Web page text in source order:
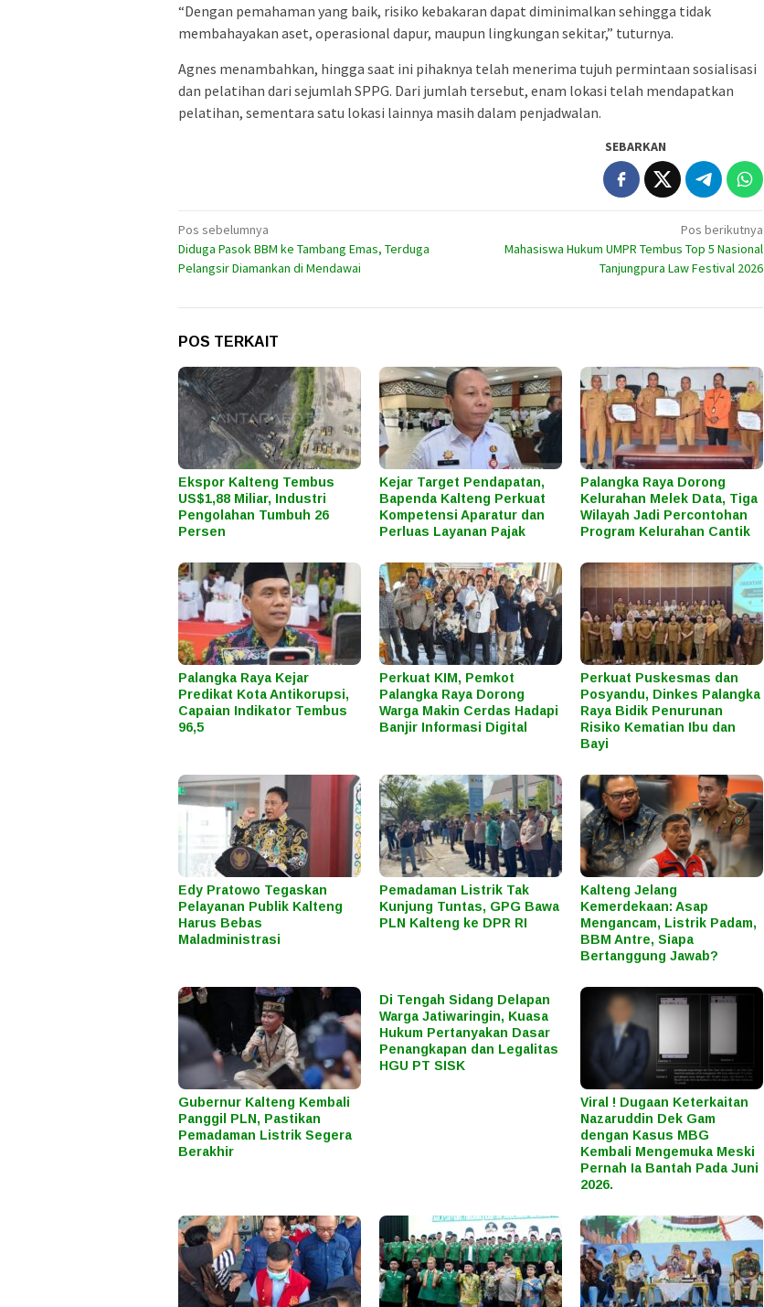
“Dengan pemahaman yang baik, risiko kebakaran dapat diminimalkan sehingga tidak
membahayakan aset, operasional dapur, maupun lingkungan sekitar,” tuturnya.
Agnes menambahkan, hingga saat ini pihaknya telah menerima tujuh permintaan sosialisasi
dan pelatihan dari sejumlah SPPG. Dari jumlah tersebut, enam lokasi telah mendapatkan
pelatihan, sementara satu lokasi lainnya masih dalam penjadwalan.
SEBARKAN
Navigasi
pos
Pos sebelumnya
Diduga Pasok BBM ke Tambang Emas, Terduga
Pelangsir Diamankan di Mendawai
Pos berikutnya
Mahasiswa Hukum UMPR Tembus Top 5 Nasional
Tanjungpura Law Festival 2026
POS TERKAIT
Ekspor Kalteng Tembus
US$1,88 Miliar, Industri
Pengolahan Tumbuh 26
Persen
Kejar Target Pendapatan,
Bapenda Kalteng Perkuat
Kompetensi Aparatur dan
Perluas Layanan Pajak
Palangka Raya Dorong
Kelurahan Melek Data, Tiga
Wilayah Jadi Percontohan
Program Kelurahan Cantik
Palangka Raya Kejar
Predikat Kota Antikorupsi,
Capaian Indikator Tembus
96,5
Perkuat KIM, Pemkot
Palangka Raya Dorong
Warga Makin Cerdas Hadapi
Banjir Informasi Digital
Perkuat Puskesmas dan
Posyandu, Dinkes Palangka
Raya Bidik Penurunan
Risiko Kematian Ibu dan
Bayi
Edy Pratowo Tegaskan
Pelayanan Publik Kalteng
Harus Bebas
Maladministrasi
Pemadaman Listrik Tak
Kunjung Tuntas, GPG Bawa
PLN Kalteng ke DPR RI
Kalteng Jelang
Kemerdekaan: Asap
Mengancam, Listrik Padam,
BBM Antre, Siapa
Bertanggung Jawab?
Gubernur Kalteng Kembali
Panggil PLN, Pastikan
Pemadaman Listrik Segera
Berakhir
Di Tengah Sidang Delapan
Warga Jatiwaringin, Kuasa
Hukum Pertanyakan Dasar
Penangkapan dan Legalitas
HGU PT SISK
Viral ! Dugaan Keterkaitan
Nazaruddin Dek Gam
dengan Kasus MBG
Kembali Mengemuka Meski
Pernah Ia Bantah Pada Juni
2026.